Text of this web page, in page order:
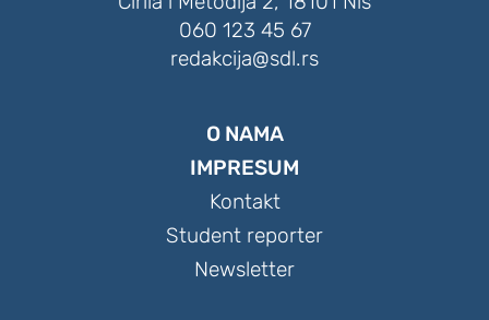
060 123 45 67
redakcija@sdl.rs
O NAMA
IMPRESUM
Kontakt
Student reporter
Newsletter